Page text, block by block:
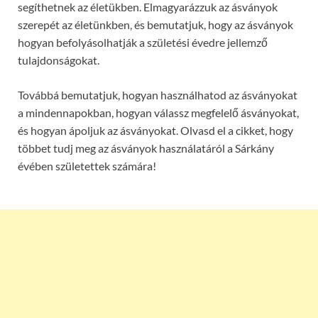
segíthetnek az életükben. Elmagyarázzuk az ásványok
szerepét az életünkben, és bemutatjuk, hogy az ásványok
hogyan befolyásolhatják a születési évedre jellemző
tulajdonságokat.
Továbbá bemutatjuk, hogyan használhatod az ásványokat
a mindennapokban, hogyan válassz megfelelő ásványokat,
és hogyan ápoljuk az ásványokat. Olvasd el a cikket, hogy
többet tudj meg az ásványok használatáról a Sárkány
évében születettek számára!